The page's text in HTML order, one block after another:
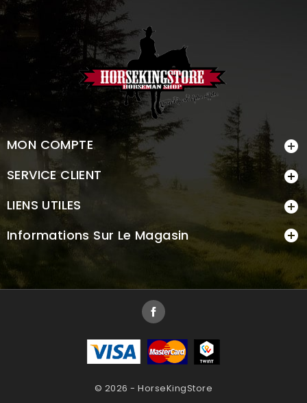
MON COMPTE 
SERVICE CLIENT 
LIENS UTILES 
Informations Sur Le Magasin 
© 2026 - HorseKingStore